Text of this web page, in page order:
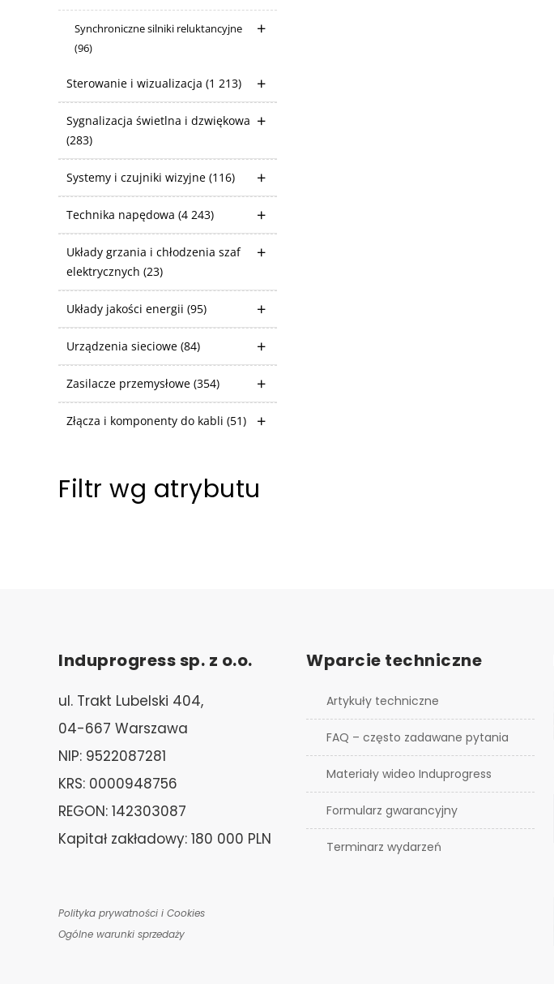
Synchroniczne silniki reluktancyjne
(96)
Sterowanie i wizualizacja (1 213)
Sygnalizacja świetlna i dzwiękowa
(283)
Systemy i czujniki wizyjne (116)
Technika napędowa (4 243)
Układy grzania i chłodzenia szaf
elektrycznych (23)
Układy jakości energii (95)
Urządzenia sieciowe (84)
Zasilacze przemysłowe (354)
Złącza i komponenty do kabli (51)
Filtr wg atrybutu
Induprogress sp. z o.o.
ul. Trakt Lubelski 404,
04-667 Warszawa
NIP: 9522087281
KRS: 0000948756
REGON: 142303087
Kapitał zakładowy: 180 000 PLN
Polityka prywatności i Cookies
Ogólne warunki sprzedaży
Wparcie techniczne
Artykuły techniczne
FAQ – często zadawane pytania
Materiały wideo Induprogress
Formularz gwarancyjny
Terminarz wydarzeń